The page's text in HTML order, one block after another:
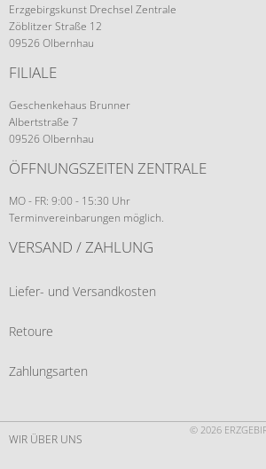
Erzgebirgskunst Drechsel Zentrale
Zöblitzer Straße 12
09526 Olbernhau
FILIALE
Geschenkehaus Brunner
Albertstraße 7
09526 Olbernhau
ÖFFNUNGSZEITEN ZENTRALE
MO - FR: 9:00 - 15:30 Uhr
Terminvereinbarungen möglich.
VERSAND / ZAHLUNG
Liefer- und Versandkosten
Retoure
Zahlungsarten
© 2026
WIR ÜBER UNS